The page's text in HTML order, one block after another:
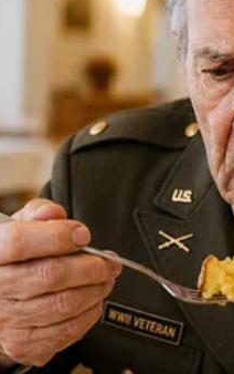
donosi emocije
vas veoma lijepi
ili usamljeni, sada